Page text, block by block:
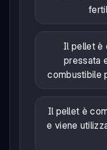
Il pellet è
pressata
combustibile
Il pellet è
e viene